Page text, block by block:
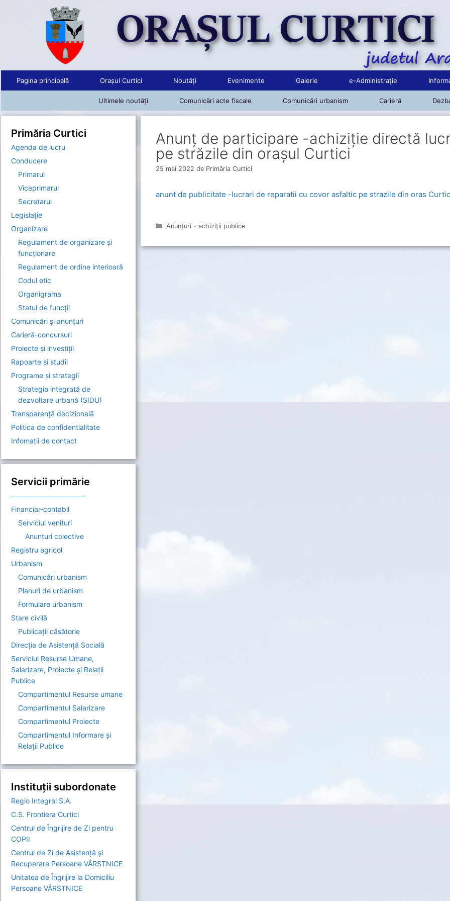
Pagina principală Orașul Curtici Noutăți Evenimente Galerie e-Administrație
Ultimele noutăți Comunicări acte fiscale Comunicări urbanism Carieră
Anunț de participare -achiziție directă
pe străzile din orașul Curtici
25 mai 2022 de Primăria Curtici
anunt de publicitate -lucrari de reparatii cu covor asfaltic pe strazile din oras
Categorii
Anunțuri - achiziții publice
Primăria Curtici
Agenda de lucru
Conducere
Primarul
Viceprimarul
Secretarul
Legislație
Organizare
Regulament de organizare și
funcționare
Regulament de ordine interioară
Codul etic
Organigrama
Statul de funcții
Comunicări și anunțuri
Carieră-concursuri
Proiecte și investiții
Rapoarte și studii
Programe și strategii
Strategia integrată de
dezvoltare urbană (SIDU)
Transparență decizională
Politica de confidentialitate
Infomații de contact
Servicii primărie
——————————–
Financiar-contabil
Serviciul venituri
Anunțuri colective
Registru agricol
Urbanism
Comunicări urbanism
Planuri de urbanism
Formulare urbanism
Stare civilă
Publicații căsătorie
Direcția de Asistenţă Socială
Serviciul Resurse Umane,
Salarizare, Proiecte și Relații
Publice
Compartimentul Resurse umane
Compartimentul Salarizare
Compartimentul Proiecte
Compartimentul Informare şi
Relaţii Publice
Instituții subordonate
Regio Integral S.A.
C.S. Frontiera Curtici
Centrul de Îngrijire de Zi pentru
COPII
Centrul de Zi de Asistență și
Recuperare Persoane VÂRSTNICE
Unitatea de Îngrijire la Domiciliu
Persoane VÂRSTNICE